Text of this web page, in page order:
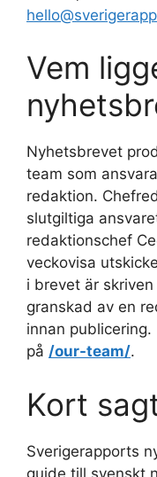
Vem
Nyhetsbrevet
team som
redaktion.
slutgiltiga
redaktionschef
veckovisa
i brevet är
granskad av en
innan
på /our-team/.
Kort
Sverigerapports
guide till svenskt